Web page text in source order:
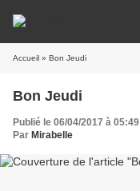
Accueil » Bon Jeudi
Bon Jeudi
Publié le 06/04/2017 à 05:49
Par Mirabelle